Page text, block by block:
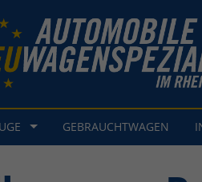
GEBRAUCHTWAGEN